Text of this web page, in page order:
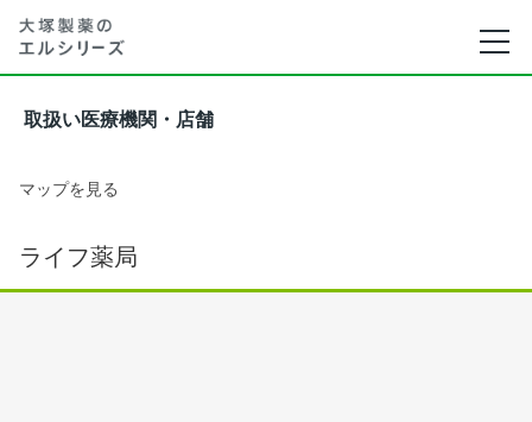
取扱い医療機関・店舗
マップを見る
ライフ薬局